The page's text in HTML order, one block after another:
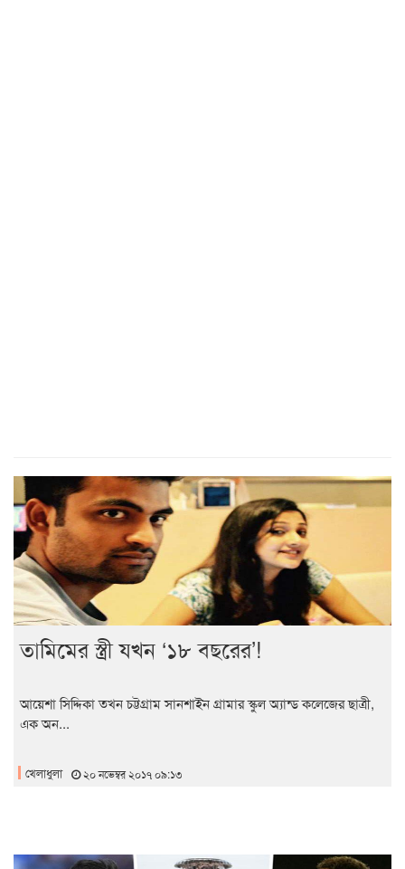
তামিমের স্ত্রী যখন ‘১৮ বছরের’!
আয়েশা সিদ্দিকা তখন চট্টগ্রাম সানশাইন গ্রামার স্কুল অ্যান্ড কলেজের ছাত্রী,
এক অন...
খেলাধুলা ২০ নভেম্বর ২০১৭ ০৯:১৩